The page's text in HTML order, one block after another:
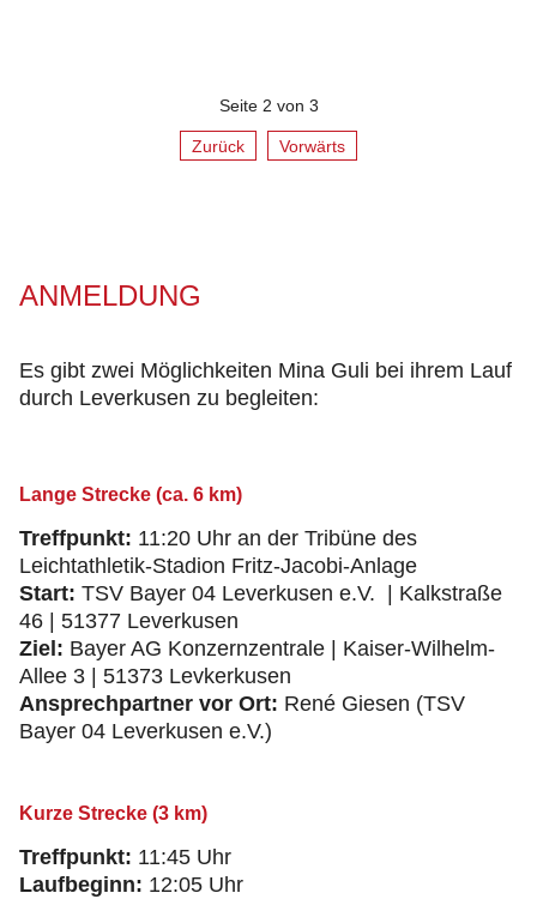
Seite 2 von 3
Zurück Vorwärts
ANMELDUNG
Es gibt zwei Möglichkeiten Mina Guli bei ihrem Lauf
durch Leverkusen zu begleiten:
Lange Strecke (ca. 6 km)
Treffpunkt: 11:20 Uhr an der Tribüne des
Leichtathletik-Stadion Fritz-Jacobi-Anlage
Start: TSV Bayer 04 Leverkusen e.V. | Kalkstraße
46 | 51377 Leverkusen
Ziel: Bayer AG Konzernzentrale | Kaiser-Wilhelm-
Allee 3 | 51373 Levkerkusen
Ansprechpartner vor Ort: René Giesen (TSV
Bayer 04 Leverkusen e.V.)
Kurze Strecke (3 km)
Treffpunkt: 11:45 Uhr
Laufbeginn: 12:05 Uhr